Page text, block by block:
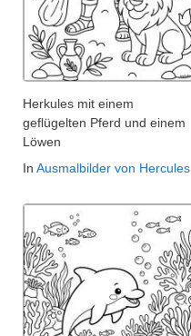
Herkules mit einem
geflügelten Pferd und einem
Löwen
In Ausmalbilder von Hercules